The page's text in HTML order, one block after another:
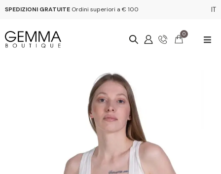
SPEDIZIONI GRATUITE Ordini superiori a € 100 IT
0